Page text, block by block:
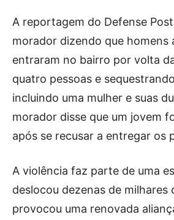
A reportagem do Defense
morador dizendo que homens
entraram no bairro por volta
quatro pessoas e
incluindo uma mulher e suas
morador disse que um jovem
após se recusar a entregar os
A violência faz parte de uma
deslocou dezenas de milhares
provocou uma renovada